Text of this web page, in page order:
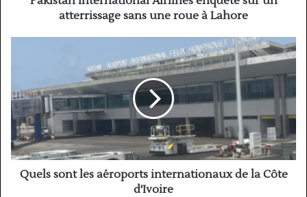
atterrissage sans une roue à Lahore
Quels
aéroports
internationaux
de
la
Côte
d'Ivoire
Quels sont les aéroports internationaux de la Côte
d'Ivoire